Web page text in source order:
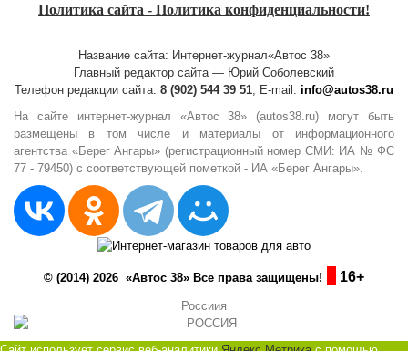
Политика сайта - Политика конфиденциальности!
Название сайта: Интернет-журнал«Автос 38»
Главный редактор сайта — Юрий Соболевский
Телефон редакции сайта: 8 (902) 544 39 51, E-mail: info@autos38.ru
На сайте интернет-журнал «Автос 38» (autos38.ru) могут быть
размещены в том числе и материалы от информационного
агентства «Берег Ангары» (регистрационный номер СМИ: ИА № ФС
77 - 79450) с соответствующей пометкой - ИА «Берег Ангары».
© (2014) 2026 «Автос 38» Все права защищены! 16+
Россиия